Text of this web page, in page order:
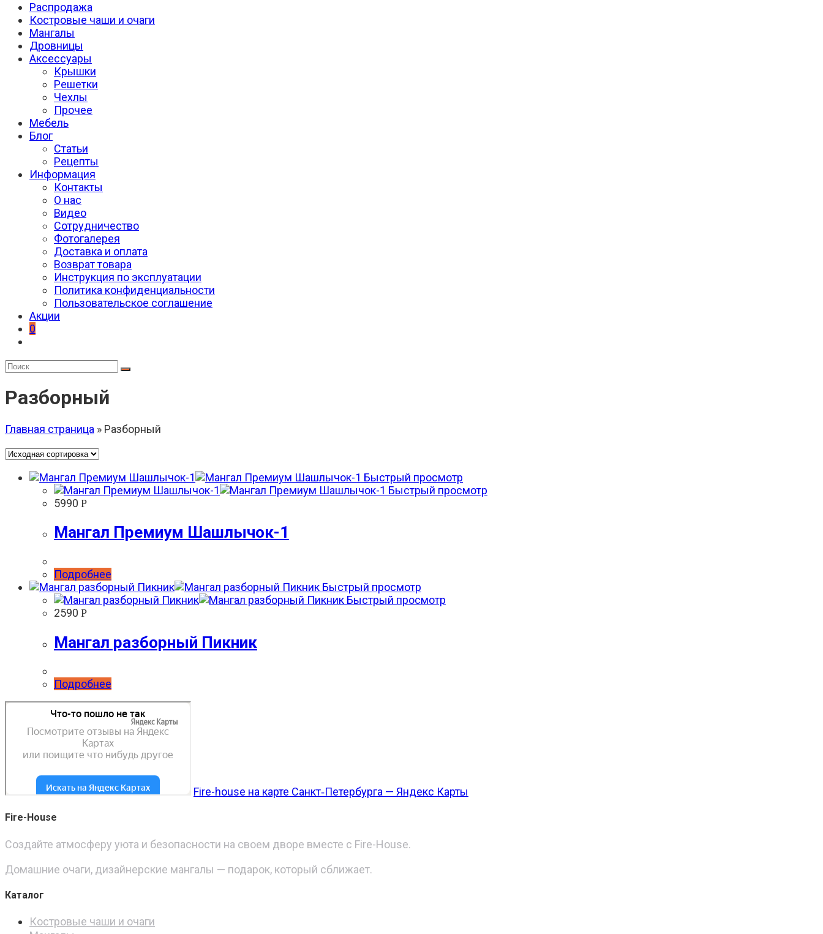
Распродажа
Костровые чаши и очаги
Мангалы
Дровницы
Аксессуары
Крышки
Решетки
Чехлы
Прочее
Мебель
Блог
Статьи
Рецепты
Информация
Контакты
О нас
Видео
Сотрудничество
Фотогалерея
Доставка и оплата
Возврат товара
Инструкция по эксплуатации
Политика конфиденциальности
Пользовательское соглашение
Акции
0
Разборный
Главная страница » Разборный
Быстрый просмотр
Быстрый просмотр
5990 Р
Мангал Премиум Шашлычок-1
Подробнее
Быстрый просмотр
Быстрый просмотр
2590 Р
Мангал разборный Пикник
Подробнее
Fire-house на карте Санкт‑Петербурга — Яндекс Карты
Fire-House
Создайте атмосферу уюта и безопасности на своем дворе вместе с Fire-House.
Домашние очаги, дизайнерские мангалы — подарок, который сближает.
Каталог
Костровые чаши и очаги